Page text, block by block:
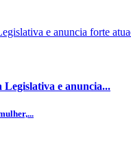
Legislativa e anuncia...